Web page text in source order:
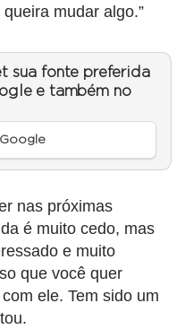
mudar algo.”
sua fonte preferida
e também no
nas próximas
é muito cedo, mas
e muito
que você quer
ele. Tem sido um